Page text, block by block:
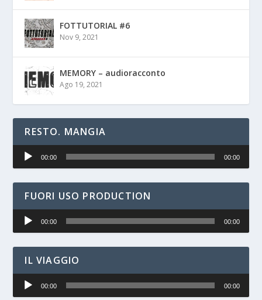
FOTTUTORIAL #6
Nov 9, 2021
MEMORY – audioracconto
Ago 19, 2021
RESTO. MANGIA
Audio
Player
00:00 00:00
FUORI USO PRODUCTION
Audio
Player
00:00 00:00
IL VIAGGIO
Audio
Player
00:00 00:00